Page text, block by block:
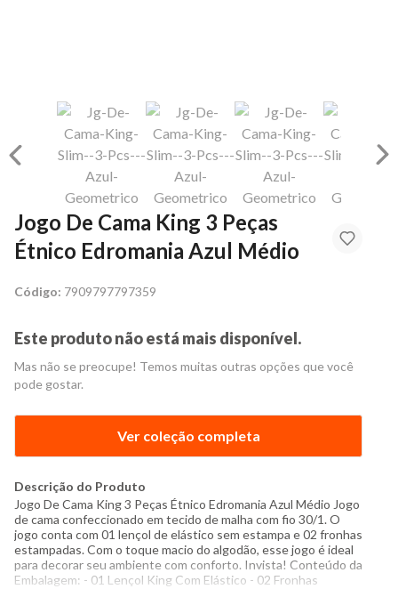
Jogo De Cama King 3 Peças
Étnico Edromania Azul Médio
Código: 7909797797359
Este produto não está mais disponível.
Mas não se preocupe! Temos muitas outras opções que você
pode gostar.
Ver coleção completa
Descrição do Produto
Jogo De Cama King 3 Peças Étnico Edromania Azul Médio Jogo
de cama confeccionado em tecido de malha com fio 30/1. O
jogo conta com 01 lençol de elástico sem estampa e 02 fronhas
estampadas. Com o toque macio do algodão, esse jogo é ideal
para decorar seu ambiente com conforto. Invista! Conteúdo da
Embalagem: - 01 Lençol King Com Elástico - 02 Fronhas